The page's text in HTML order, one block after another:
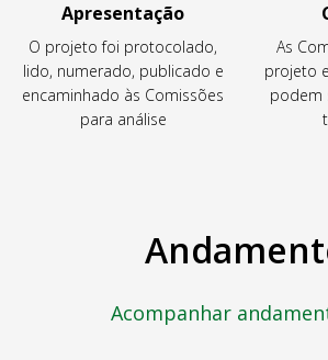
Apresentação
O projeto foi protocolado,
lido, numerado, publicado e
encaminhado às Comissões
para análise
As
projeto
podem
Acompanhar